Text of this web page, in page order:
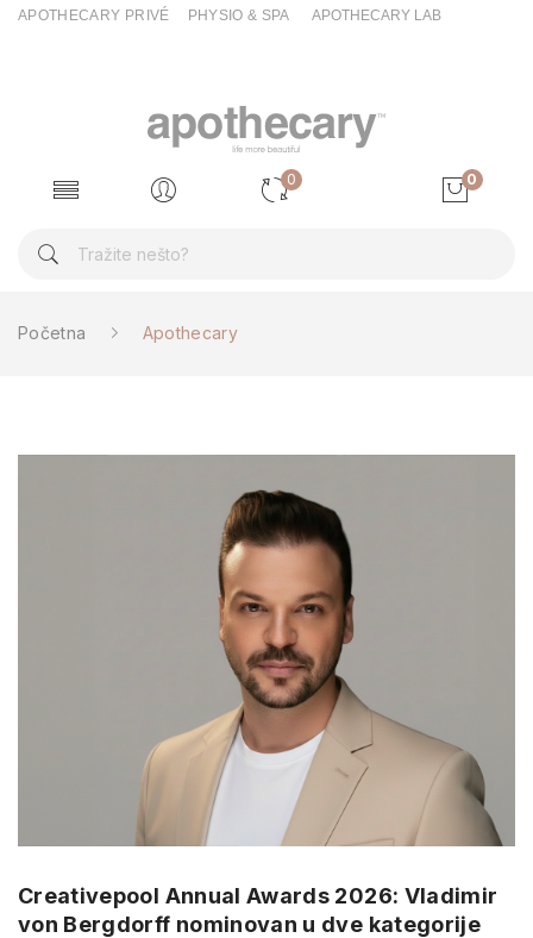
APOTHECARY PRIVÉ PHYSIO & SPA APOTHECARY LAB
0 0
Početna Apothecary
Creativepool Annual Awards 2026: Vladimir
von Bergdorff nominovan u dve kategorije